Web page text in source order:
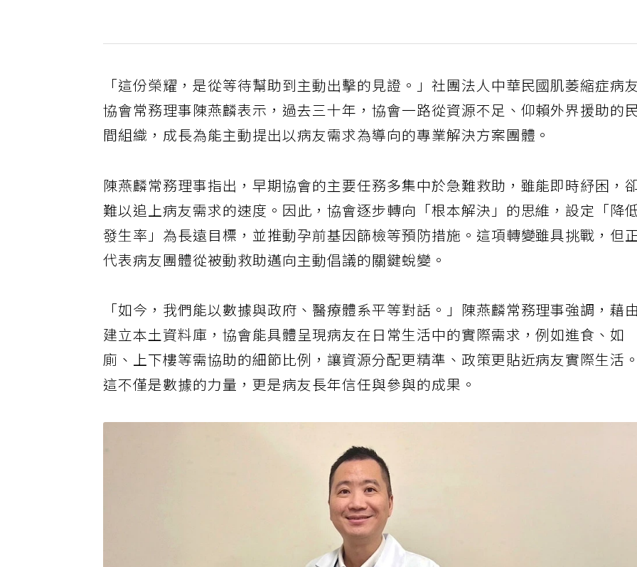
「這份榮耀，是從等待幫助到主動出擊的見證。」社團法人中華民國肌萎縮症病
協會常務理事陳燕麟表示，過去三十年，協會一路從資源不足、仰賴外界援助的
間組織，成長為能主動提出以病友需求為導向的專業解決方案團體。
陳燕麟常務理事指出，早期協會的主要任務多集中於急難救助，雖能即時紓困，
難以追上病友需求的速度。因此，協會逐步轉向「根本解決」的思維，設定「降
發生率」為長遠目標，並推動孕前基因篩檢等預防措施。這項轉變雖具挑戰，但
代表病友團體從被動救助邁向主動倡議的關鍵蛻變。
「如今，我們能以數據與政府、醫療體系平等對話。」陳燕麟常務理事強調，藉
建立本土資料庫，協會能具體呈現病友在日常生活中的實際需求，例如進食、如
廁、上下樓等需協助的細節比例，讓資源分配更精準、政策更貼近病友實際生活
這不僅是數據的力量，更是病友長年信任與參與的成果。